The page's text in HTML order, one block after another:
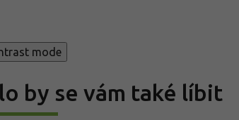
mode
by se vám také líbit